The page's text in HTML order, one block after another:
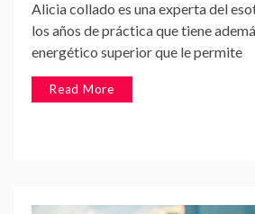
Alicia collado es una experta del
los años de práctica que tiene
energético superior que le permite
Read More